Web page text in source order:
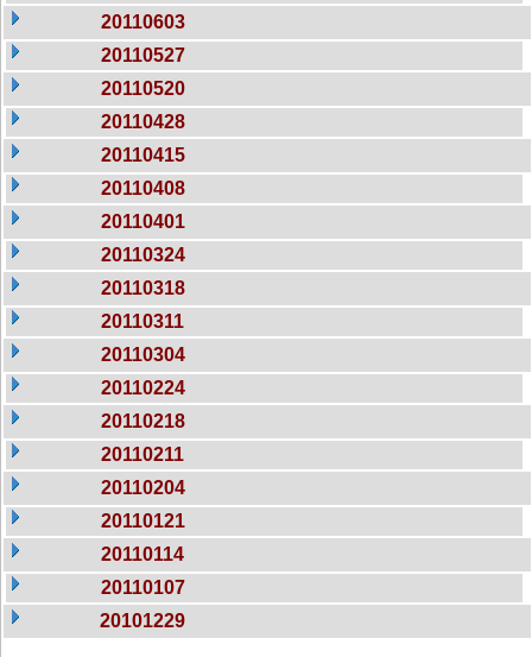
20110603
20110527
20110520
20110428
20110415
20110408
20110401
20110324
20110318
20110311
20110304
20110224
20110218
20110211
20110204
20110121
20110114
20110107
20101229